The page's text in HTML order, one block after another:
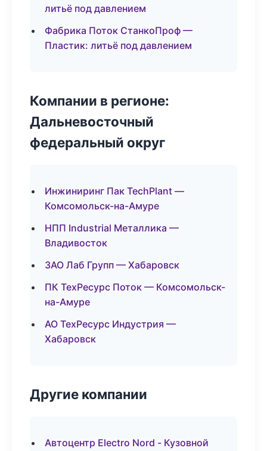
литьё под давлением
Фабрика Поток СтанкоПроф —
Пластик: литьё под давлением
Компании в регионе:
Дальневосточный
федеральный округ
Инжиниринг Пак TechPlant —
Комсомольск-на-Амуре
НПП Industrial Металлика —
Владивосток
ЗАО Лаб Групп — Хабаровск
ПК ТехРесурс Поток — Комсомольск-
на-Амуре
АО ТехРесурс Индустрия —
Хабаровск
Другие компании
Автоцентр Electro Nord - Кузовной